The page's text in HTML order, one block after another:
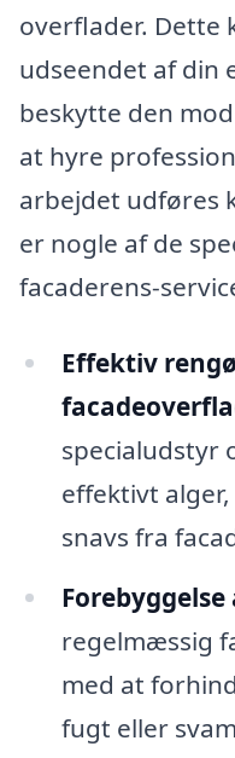
overflader. Dette
udseendet af din
beskytte den
at hyre
arbejdet udføres
er nogle af de
facaderens-
Effektiv
specialudstyr
effektivt
snavs fra
regelmæssig
med at
fugt eller